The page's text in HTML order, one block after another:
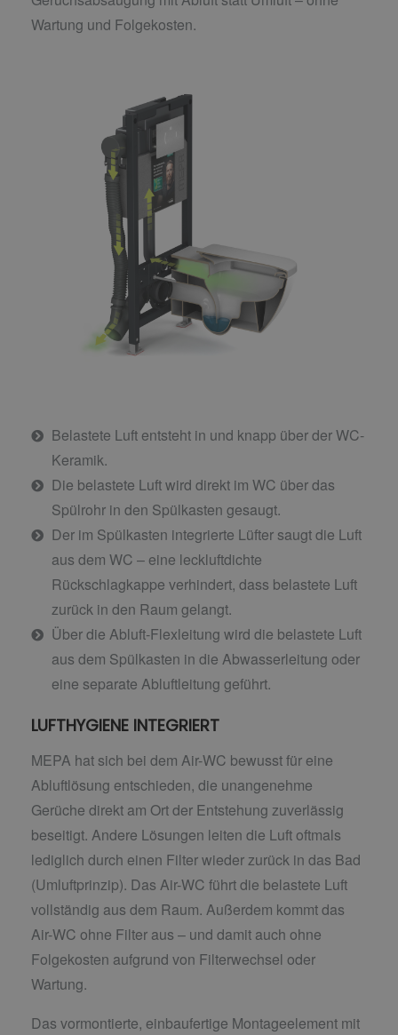
Wartung und Folgekosten.
Belastete Luft entsteht in und knapp über der WC-
Keramik.
Die belastete Luft wird direkt im WC über das
Spülrohr in den Spülkasten gesaugt.
Der im Spülkasten integrierte Lüfter saugt die Luft
aus dem WC – eine leckluftdichte
Rückschlagkappe verhindert, dass belastete Luft
zurück in den Raum gelangt.
Über die Abluft-Flexleitung wird die belastete Luft
aus dem Spülkasten in die Abwasserleitung oder
eine separate Abluftleitung geführt.
LUFTHYGIENE INTEGRIERT
MEPA hat sich bei dem Air-WC bewusst für eine
Abluftlösung entschieden, die unangenehme
Gerüche direkt am Ort der Entstehung zuverlässig
beseitigt. Andere Lösungen leiten die Luft oftmals
lediglich durch einen Filter wieder zurück in das Bad
(Umluftprinzip). Das Air-WC führt die belastete Luft
vollständig aus dem Raum. Außerdem kommt das
Air-WC ohne Filter aus – und damit auch ohne
Folgekosten aufgrund von Filterwechsel oder
Wartung.
Das vormontierte, einbaufertige Montageelement mit